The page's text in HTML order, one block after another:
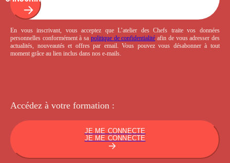
En vous inscrivant, vous acceptez que L’atelier des Chefs traite vos données
personnelles conformément à sa politique de confidentialité afin de vous adresser des
actualités, nouveautés et offres par email. Vous pouvez vous désabonner à tout
moment grâce au lien inclus dans nos e-mails.
Accédez à votre formation :
JE ME CONNECTE
JE ME CONNECTE